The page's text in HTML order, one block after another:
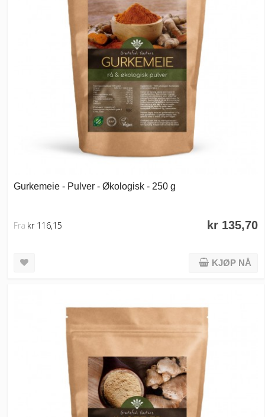
Gurkemeie - Pulver - Økologisk - 250 g
kr 135,70
Fra kr 116,15
KJØP NÅ